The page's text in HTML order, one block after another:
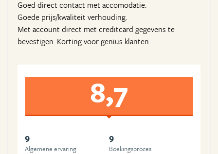
Goed direct contact met accomodatie.
Goede prijs/kwaliteit verhouding.
Met account direct met creditcard gegevens te
bevestigen. Korting voor genius klanten
8,7
9
Algemene ervaring
9
Boekingsproces